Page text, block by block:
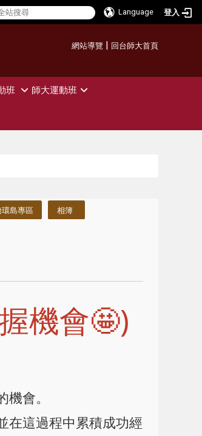
Language 登入
網站導覽 | 回台師大首頁
班 師大運動班
島專區 相簿
機會🤩)
會。
在這過程中累積成功經